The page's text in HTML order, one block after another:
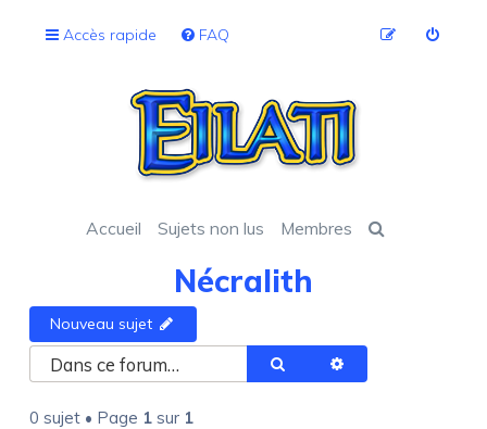
Accès rapide FAQ
Accueil Sujets non lus Membres
Nécralith
Nouveau sujet
Rechercher
0 sujet • Page 1 sur 1